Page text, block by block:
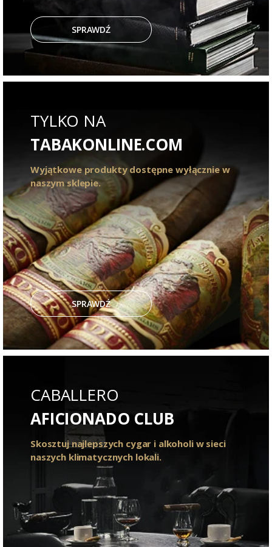
SPRAWDŹ
TYLKO NA
TABAKONLINE.COM
Wyjątkowe produkty dostępne wyłącznie w
naszym sklepie.
SPRAWDŹ
CABALLERO
AFICIONADO CLUB
Skosztuj najlepszych cygar i alkoholi w sieci
naszych klimatycznych lokali.